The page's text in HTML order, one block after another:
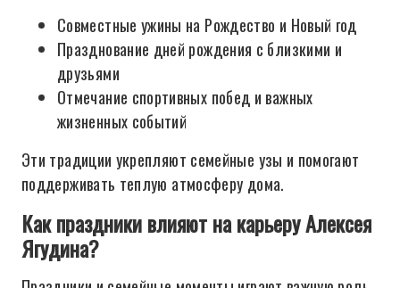
Совместные ужины на Рождество и Новый год
Празднование дней рождения с близкими и
друзьями
Отмечание спортивных побед и важных
жизненных событий
Эти традиции укрепляют семейные узы и помогают
поддерживать теплую атмосферу дома.
Как праздники влияют на карьеру Алексея
Ягудина?